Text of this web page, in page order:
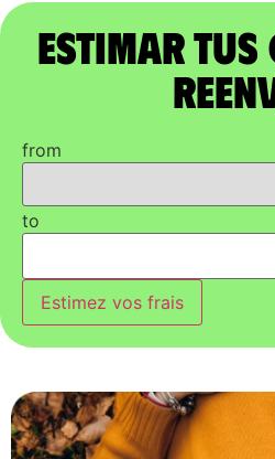
Estimar tus
from
to
Estimez vos frais